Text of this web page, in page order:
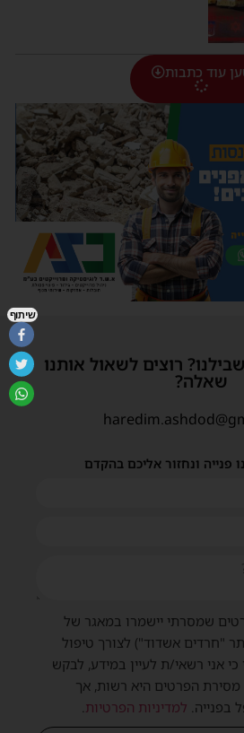
עוד כתבות
רוצים לשאול אותנו
שאלה?
פנייה ונחזור אליכם בהקדם
שמסרתי יישמרו במאגר של
"חרדים אשדוד") לצורך טיפול
כי אני רשאי/ת לעיין במידע, לבקש
מסירת הפרטים היא רשות, אך
בפנייה. למדיניות הפרטיות.
שיתוף